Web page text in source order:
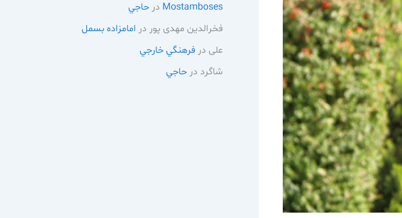
Mostamboses در حاجي
فخرالدین مهدی پور در امامزاده بسمل
علی در فرهنگي خارجي
شاگرد در حاجي